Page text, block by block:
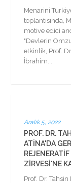
Menarini
toplantısında,
motive edici
"Devlerin
etkinlik, Prof.
İbrahim...
Aralık 5, 2022
PROF. DR.
ATINA'DA
ZIRVESI'NE
Prof. Dr.